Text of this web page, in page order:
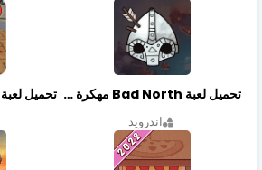
تحميل لعبة Bad North مهكرة آخر إصدار
اندرويد